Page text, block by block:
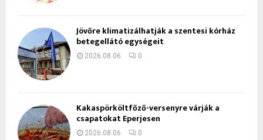
Jövőre klimatizálhatják a szentesi kórház
betegellátó egységeit
2026.08.06. 0
Kakaspörköltfőző-versenyre várják a
csapatokat Eperjesen
2026.08.06. 0